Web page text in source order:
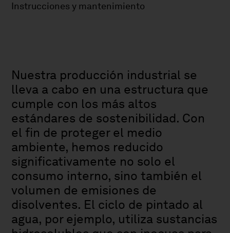
Instrucciones y mantenimiento
Nuestra producción industrial se
lleva a cabo en una estructura que
cumple con los más altos
estándares de sostenibilidad. Con
el fin de proteger el medio
ambiente, hemos reducido
significativamente no solo el
consumo interno, sino también el
volumen de emisiones de
disolventes. El ciclo de pintado al
agua, por ejemplo, utiliza sustancias